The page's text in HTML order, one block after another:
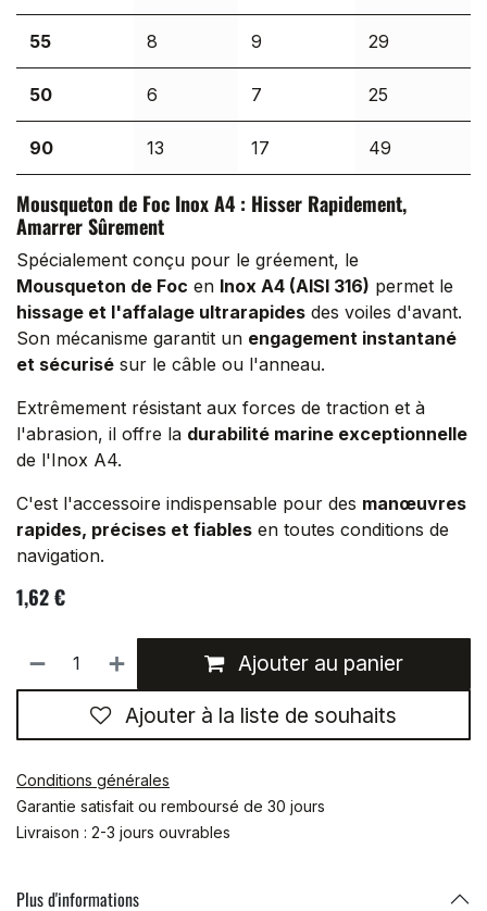
55 8 9 29
50 6 7 25
90 13 17 49
Mousqueton de Foc Inox A4 : Hisser Rapidement,
Amarrer Sûrement
Spécialement conçu pour le gréement, le
Mousqueton de Foc en Inox A4 (AISI 316) permet le
hissage et l'affalage ultrarapides des voiles d'avant.
Son mécanisme garantit un engagement instantané
et sécurisé sur le câble ou l'anneau.
Extrêmement résistant aux forces de traction et à
l'abrasion, il offre la durabilité marine exceptionnelle
de l'Inox A4.
C'est l'accessoire indispensable pour des manœuvres
rapides, précises et fiables en toutes conditions de
navigation.
1,62€
Ajouter au panier
Ajouter à la liste de souhaits
Conditions générales
Garantie satisfait ou remboursé de 30 jours
Livraison : 2-3 jours ouvrables
Plus d'informations